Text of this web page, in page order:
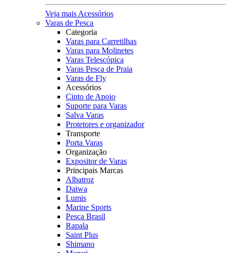
Veja mais Acessórios
Varas de Pesca
Categoria
Varas para Carretilhas
Varas para Molinetes
Varas Telescópica
Varas Pesca de Praia
Varas de Fly
Acessórios
Cinto de Apoio
Suporte para Varas
Salva Varas
Protetores e organizador
Transporte
Porta Varas
Organização
Expositor de Varas
Principais Marcas
Albatroz
Daiwa
Lumis
Marine Sports
Pesca Brasil
Rapala
Saint Plus
Shimano